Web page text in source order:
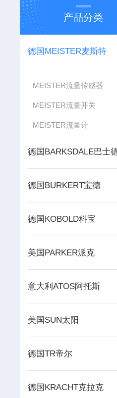
产品分类
德国MEISTER麦斯特
MEISTER流量传感器
MEISTER流量开关
MEISTER流量计
德国BARKSDALE巴士
德国BURKERT宝德
德国KOBOLD科宝
美国PARKER派克
意大利ATOS阿托斯
美国SUN太阳
德国TR帝尔
德国KRACHT克拉克